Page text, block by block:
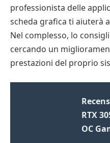
professionista delle
scheda grafica ti aiuterà
Nel complesso, lo
cercando un
prestazioni del proprio
RTX
OC